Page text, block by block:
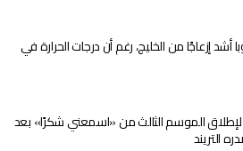
أشد إزعاجًا من الخليج، رغم أن درجات الحرارة في
لإطلاق الموسم الثالث من «اسمعني شكرًا» بعد
التريند